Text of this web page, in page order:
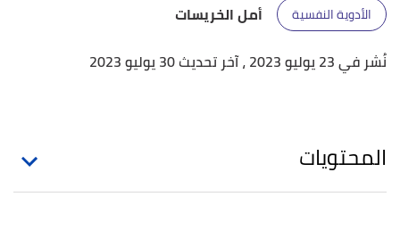
الأدوية النفسية
أمل الخريسات
نُشر في 23 يوليو 2023
، آخر تحديث 30 يوليو 2023
المحتويات